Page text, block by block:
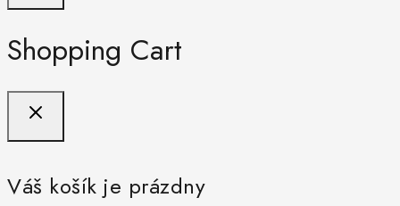
Shopping Cart
Váš košík je prázdny